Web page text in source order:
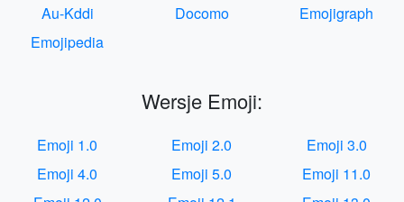
Au-Kddi
Docomo
Emojigraph
Emojipedia
Wersje Emoji:
Emoji 1.0 Emoji 2.0
Emoji 3.0
Emoji 4.0
Emoji 5.0
Emoji 11.0